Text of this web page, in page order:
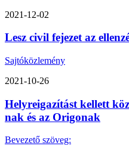
2021-12-02
Lesz civil fejezet az
Sajtóközlemény
2021-10-26
Helyreigazítást kellett
nak és az Origonak
Bevezető szöveg: